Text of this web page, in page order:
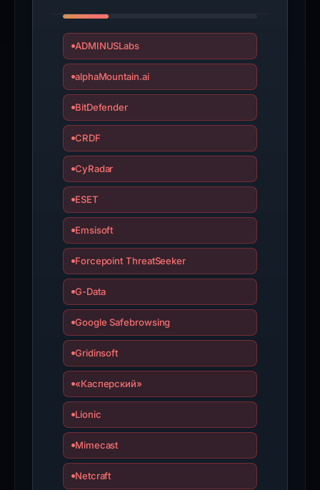
ADMINUSLabs
alphaMountain.ai
BitDefender
CRDF
CyRadar
ESET
Emsisoft
Forcepoint ThreatSeeker
G-Data
Google Safebrowsing
Gridinsoft
«Касперский»
Lionic
Mimecast
Netcraft